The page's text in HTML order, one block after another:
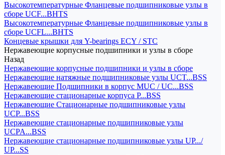
Высокотемпературные Фланцевые подшипниковые узлы в
сборе UCF...BHTS
Высокотемпературные Фланцевые подшипниковые узлы в
сборе UCFL...BHTS
Концевые крышки для Y-bearings ECY / STC
Нержавеющие корпусные подшипники и узлы в сборе
Назад
Нержавеющие корпусные подшипники и узлы в сборе
Нержавеющие натяжные подшипниковые узлы UCT...BSS
Нержавеющие Подшипники в корпус MUC / UC...BSS
Нержавеющие стационарные корпуса P...BSS
Нержавеющие Стационарные подшипниковые узлы
UCP...BSS
Нержавеющие стационарные подшипниковые узлы
UCPA...BSS
Нержавеющие стационарные подшипниковые узлы UP.../
UP...SS